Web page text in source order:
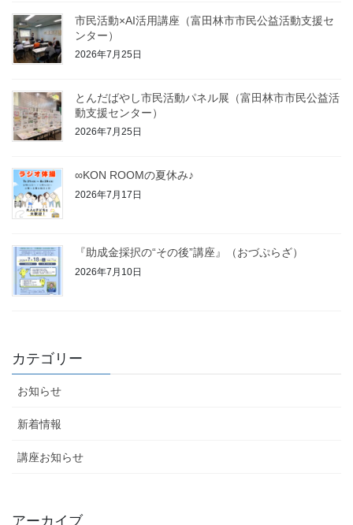
市民活動×AI活用講座（富田林市市民公益活動支援セ
ンター）
2026年7月25日
とんだばやし市民活動パネル展（富田林市市民公益活
動支援センター）
2026年7月25日
∞KON ROOMの夏休み♪
2026年7月17日
『助成金採択の“その後”講座』（おづぷらざ）
2026年7月10日
カテゴリー
お知らせ
新着情報
講座お知らせ
アーカイブ